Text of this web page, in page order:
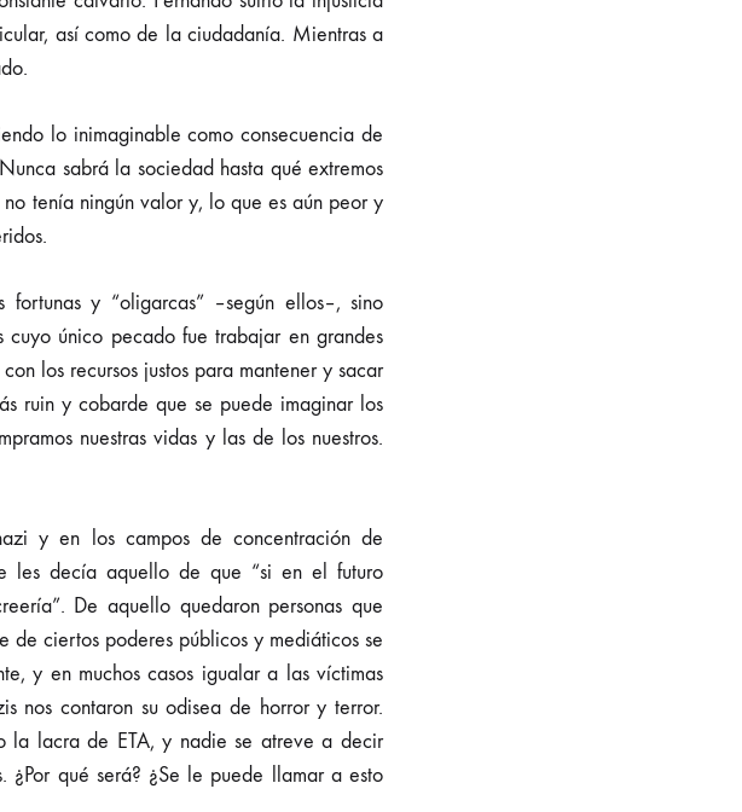
así como de la ciudadanía. Mientras a
lo inimaginable como consecuencia de
sabrá la sociedad hasta qué extremos
no tenía ningún valor y, lo que es aún peor y
y “oligarcas” –según ellos–, sino
cuyo único pecado fue trabajar en grandes
los recursos justos para mantener y sacar
ruin y cobarde que se puede imaginar los
nuestras vidas y las de los nuestros.
y en los campos de concentración de
les decía aquello de que “si en el futuro
De aquello quedaron personas que
de ciertos poderes públicos y mediáticos se
y en muchos casos igualar a las víctimas
nos contaron su odisea de horror y terror.
la lacra de ETA, y nadie se atreve a decir
¿Por qué será? ¿Se le puede llamar a esto